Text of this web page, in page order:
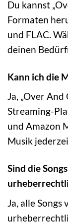
Du kannst
Formaten
und FLAC.
deinen
Kann ich die
Ja, „Over
Streaming-
und Amazon
Musik
Sind die
Ja, alle Songs